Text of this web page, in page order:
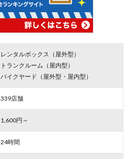
レンタルボックス（屋外型）
トランクルーム（屋内型）
バイクヤード（屋外型・屋内型）
339店舗
1,600円～
24時間